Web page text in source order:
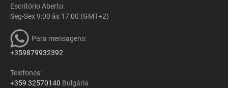
Escritório Aberto:
Seg-Sex 9:00 às 17:00 (GMT+2)
Para mensagens:
+359879932392
Telefones:
+359 32570140 Bulgária